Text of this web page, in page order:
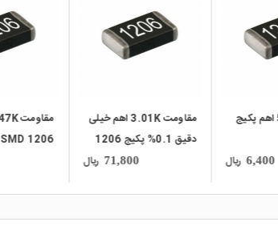
مقاومت 5.1M اهم پکیج
6,400 ریال
مقاومت 3.01K اهم خیلی
دقیق 0.1% پکیج 1206
71,800 ریال
SMD 1206